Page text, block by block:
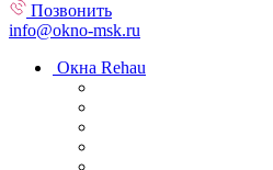
Позвонить
info@okno-msk.ru
Окна Rehau